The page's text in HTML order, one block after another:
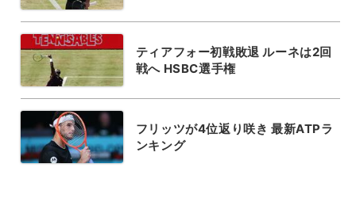
ティアフォー初戦敗退 ルーネは2回
戦へ HSBC選手権
フリッツが4位返り咲き 最新ATPラ
ンキング